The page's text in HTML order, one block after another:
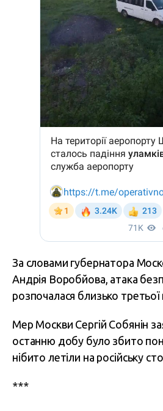
За словами губернатора
Андрія Воробйова, атака
розпочалася близько
Мер Москви Сергій Собянін
останню добу було збито
нібито летіли на російську
***